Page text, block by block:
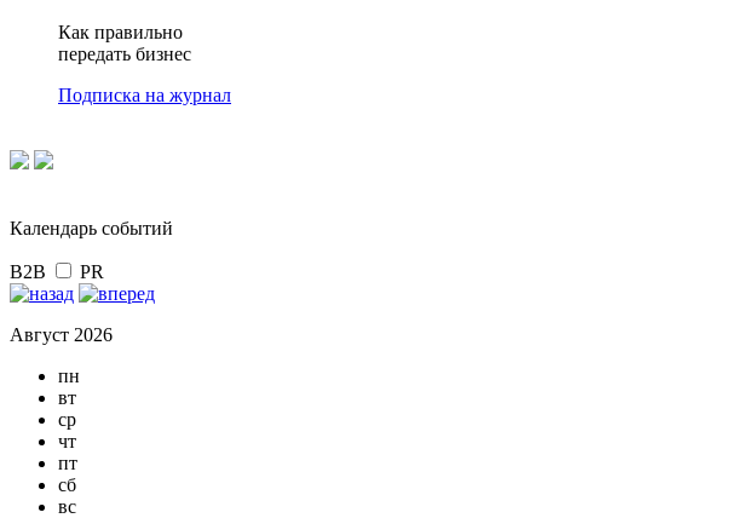
Как правильно
передать бизнес
Подписка на журнал
Календарь событий
B2B PR
Август 2026
пн
вт
ср
чт
пт
сб
вс